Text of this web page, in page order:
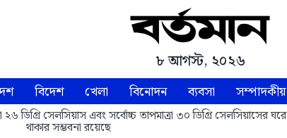
৮ আগস্ট, ২০২৬
বিদেশ খেলা বিনোদন ব্যবসা সম্পাদকীয়
ডিগ্রি সেলসিয়াস এবং সর্বোচ্চ তাপমাত্রা ৩০ ডিগ্রি সেলসিয়াসের ঘরে
থাকার সম্ভবনা রয়েছে